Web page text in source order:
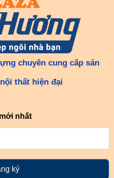
chuyên cung cấp sản
thất hiện đại
nhất
ký